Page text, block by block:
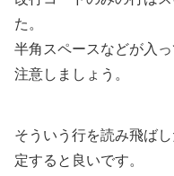
た。
半角スペースなどが入
注意しましょう。
そういう行を読み飛ば
定すると良いです。